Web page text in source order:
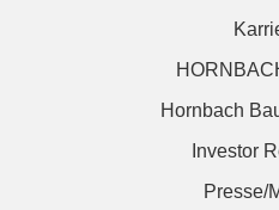
Hornbach
Investor
Presse/